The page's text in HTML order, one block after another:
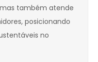
também atende
posicionando
no